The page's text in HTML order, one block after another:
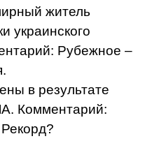
житель
украинского
Рубежное –
в результате
Комментарий: